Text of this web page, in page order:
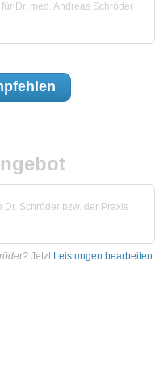
Dr. med. Andreas Schröder
Schröder bzw. der Praxis
Jetzt Leistungen bearbeiten.